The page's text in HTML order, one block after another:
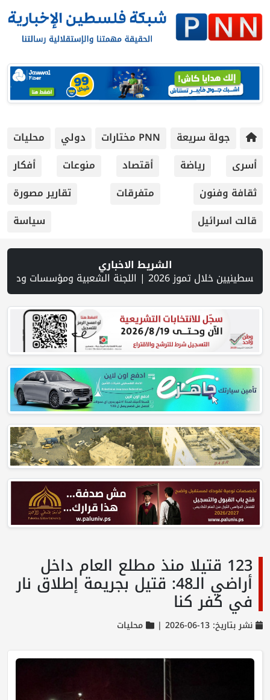
جولة سريعة PNN مختارات دولي
محليات
أسرى
رياضة أقتصاد منوعات
أفكار
ثقافة وفنون
متفرقات
تقارير مصورة
قالت اسرائيل
سياسة
الشريط الاخباري
123 قتيلا منذ مطلع العام داخل
أراضي الـ48: قتيل بجريمة إطلاق نار
في كفر كنا
نشر بتاريخ: 13-06-2026 | محليات